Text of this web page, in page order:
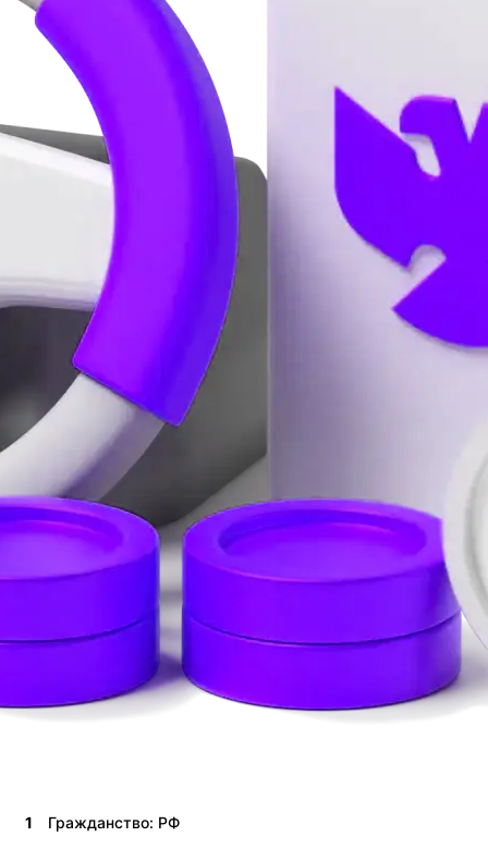
1 Гражданство: РФ